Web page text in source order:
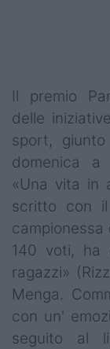
Il premio
delle
sport,
domenica a
«Una vita in
scritto con il
campionessa
140 voti, ha
ragazzi»
Menga.
con un'
seguito al